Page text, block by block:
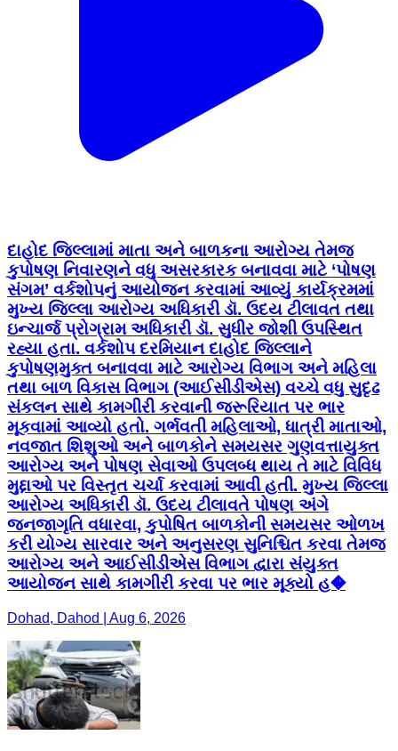
દાહોદ જિલ્લામાં માતા અને બાળકના આરોગ્ય તેમજ
કુપોષણ નિવારણને વધુ અસરકારક બનાવવા માટે ‘પોષણ
સંગમ’ વર્કશોપનું આયોજન કરવામાં આવ્યું કાર્યક્રમમાં
મુખ્ય જિલ્લા આરોગ્ય અધિકારી ડૉ. ઉદય ટીલાવત તથા
ઇન્ચાર્જ પ્રોગ્રામ અધિકારી ડૉ. સુધીર જોશી ઉપસ્થિત
રહ્યા હતા. વર્કશોપ દરમિયાન દાહોદ જિલ્લાને
કુપોષણમુક્ત બનાવવા માટે આરોગ્ય વિભાગ અને મહિલા
તથા બાળ વિકાસ વિભાગ (આઈસીડીએસ) વચ્ચે વધુ સુદૃઢ
સંકલન સાથે કામગીરી કરવાની જરૂરિયાત પર ભાર
મૂકવામાં આવ્યો હતો. ગર્ભવતી મહિલાઓ, ધાત્રી માતાઓ,
નવજાત શિશુઓ અને બાળકોને સમયસર ગુણવત્તાયુક્ત
આરોગ્ય અને પોષણ સેવાઓ ઉપલબ્ધ થાય તે માટે વિવિધ
મુદ્દાઓ પર વિસ્તૃત ચર્ચા કરવામાં આવી હતી. મુખ્ય જિલ્લા
આરોગ્ય અધિકારી ડૉ. ઉદય ટીલાવતે પોષણ અંગે
જનજાગૃતિ વધારવા, કુપોષિત બાળકોની સમયસર ઓળખ
કરી યોગ્ય સારવાર અને અનુસરણ સુનિશ્ચિત કરવા તેમજ
આરોગ્ય અને આઈસીડીએસ વિભાગ દ્વારા સંયુક્ત
આયોજન સાથે કામગીરી કરવા પર ભાર મૂક્યો હ�
Dohad, Dahod | Aug 6, 2026